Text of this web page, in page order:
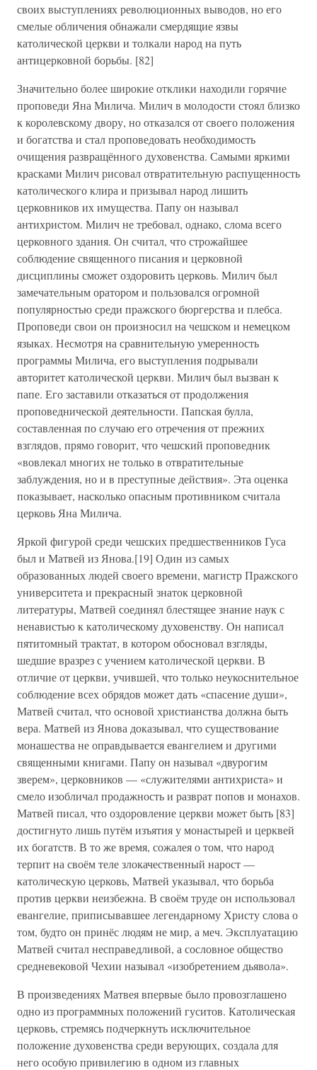
своих выступлениях революционных выводов, но его
смелые обличения обнажали смердящие язвы
католической церкви и толкали народ на путь
антицерковной борьбы. [82]
Значительно более широкие отклики находили горячие
проповеди Яна Милича. Милич в молодости стоял близко
к королевскому двору, но отказался от своего положения
и богатства и стал проповедовать необходимость
очищения развращённого духовенства. Самыми яркими
красками Милич рисовал отвратительную распущенность
католического клира и призывал народ лишить
церковников их имущества. Папу он называл
антихристом. Милич не требовал, однако, слома всего
церковного здания. Он считал, что строжайшее
соблюдение священного писания и церковной
дисциплины сможет оздоровить церковь. Милич был
замечательным оратором и пользовался огромной
популярностью среди пражского бюргерства и плебса.
Проповеди свои он произносил на чешском и немецком
языках. Несмотря на сравнительную умеренность
программы Милича, его выступления подрывали
авторитет католической церкви. Милич был вызван к
папе. Его заставили отказаться от продолжения
проповеднической деятельности. Папская булла,
составленная по случаю его отречения от прежних
взглядов, прямо говорит, что чешский проповедник
«вовлекал многих не только в отвратительные
заблуждения, но и в преступные действия». Эта оценка
показывает, насколько опасным противником считала
церковь Яна Милича.
Яркой фигурой среди чешских предшественников Гуса
был и Матвей из Янова.[19] Один из самых
образованных людей своего времени, магистр Пражского
университета и прекрасный знаток церковной
литературы, Матвей соединял блестящее знание наук с
ненавистью к католическому духовенству. Он написал
пятитомный трактат, в котором обосновал взгляды,
шедшие вразрез с учением католической церкви. В
отличие от церкви, учившей, что только неукоснительное
соблюдение всех обрядов может дать «спасение души»,
Матвей считал, что основой христианства должна быть
вера. Матвей из Янова доказывал, что существование
монашества не оправдывается евангелием и другими
священными книгами. Папу он называл «двурогим
зверем», церковников — «служителями антихриста» и
смело изобличал продажность и разврат попов и монахов.
Матвей писал, что оздоровление церкви может быть [83]
достигнуто лишь путём изъятия у монастырей и церквей
их богатств. В то же время, сожалея о том, что народ
терпит на своём теле злокачественный нарост —
католическую церковь, Матвей указывал, что борьба
против церкви неизбежна. В своём труде он использовал
евангелие, приписывавшее легендарному Христу слова о
том, будто он принёс людям не мир, а меч. Эксплуатацию
Матвей считал несправедливой, а сословное общество
средневековой Чехии называл «изобретением дьявола».
В произведениях Матвея впервые было провозглашено
одно из программных положений гуситов. Католическая
церковь, стремясь подчеркнуть исключительное
положение духовенства среди верующих, создала для
него особую привилегию в одном из главных